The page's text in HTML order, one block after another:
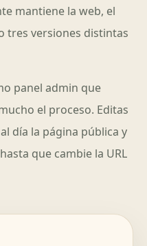
mantiene la web, el
tres versiones distintas
panel admin que
el proceso. Editas
día la página pública y
que cambie la URL